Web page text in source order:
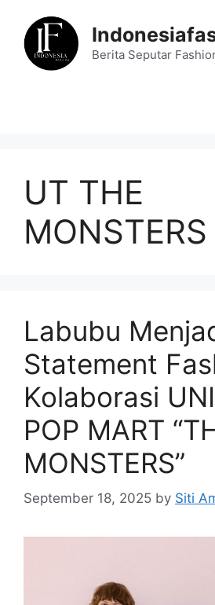
content
Berita Seputar
UT THE
MONSTERS
Labubu
Statement
Kolaborasi
POP MART
MONSTERS”
September 18, 2025 by Siti